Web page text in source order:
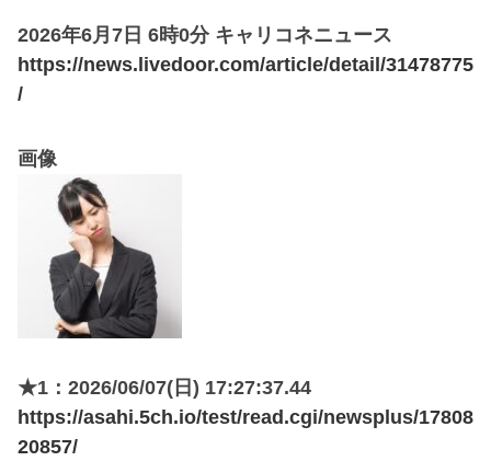
2026年6月7日 6時0分 キャリコネニュース
https://news.livedoor.com/article/detail/31478775
/
画像
★1：2026/06/07(日) 17:27:37.44
https://asahi.5ch.io/test/read.cgi/newsplus/17808
20857/